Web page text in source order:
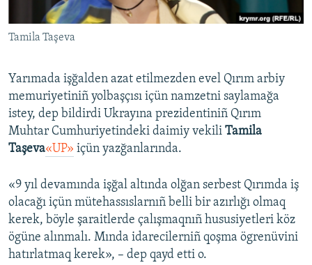
QOŞULIÑIZ!
RFE/RS bütün saytları
Tamila Taşeva
Yarımada işğalden azat etilmezden evel Qırım arbiy
memuriyetiniñ yolbaşçısı içün namzetni saylamağa
istey, dep bildirdi Ukrayına prezidentiniñ Qırım
Muhtar Cumhuriyetindeki daimiy vekili Tamila
Taşeva«UP» içün yazğanlarında.
«9 yıl devamında işğal altında olğan serbest Qırımda iş
olacağı içün mütehassıslarnıñ belli bir azırlığı olmaq
kerek, böyle şaraitlerde çalışmaqnıñ hususiyetleri köz
ögüne alınmalı. Mında idarecilerniñ qoşma ögrenüvini
hatırlatmaq kerek», – dep qayd etti o.